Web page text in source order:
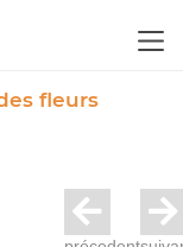
fleurs